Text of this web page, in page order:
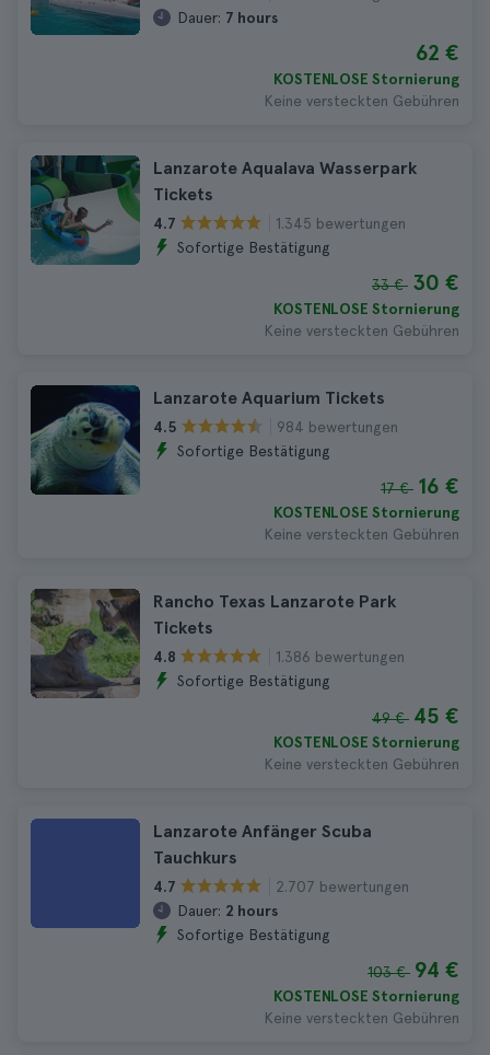
Dauer: 7 hours
62 €
KOSTENLOSE Stornierung
Keine versteckten Gebühren
Lanzarote Aqualava Wasserpark
Tickets
4.7
1.345 bewertungen
Sofortige Bestätigung
33 € 30 €
KOSTENLOSE Stornierung
Keine versteckten Gebühren
Lanzarote Aquarium Tickets
4.5
984 bewertungen
Sofortige Bestätigung
17 € 16 €
KOSTENLOSE Stornierung
Keine versteckten Gebühren
Rancho Texas Lanzarote Park
Tickets
4.8
1.386 bewertungen
Sofortige Bestätigung
49 € 45 €
KOSTENLOSE Stornierung
Keine versteckten Gebühren
Lanzarote Anfänger Scuba
Tauchkurs
4.7
2.707 bewertungen
Dauer: 2 hours
Sofortige Bestätigung
103 € 94 €
KOSTENLOSE Stornierung
Keine versteckten Gebühren